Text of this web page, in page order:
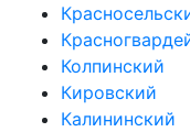
Колпинский
Кировский
Калининский